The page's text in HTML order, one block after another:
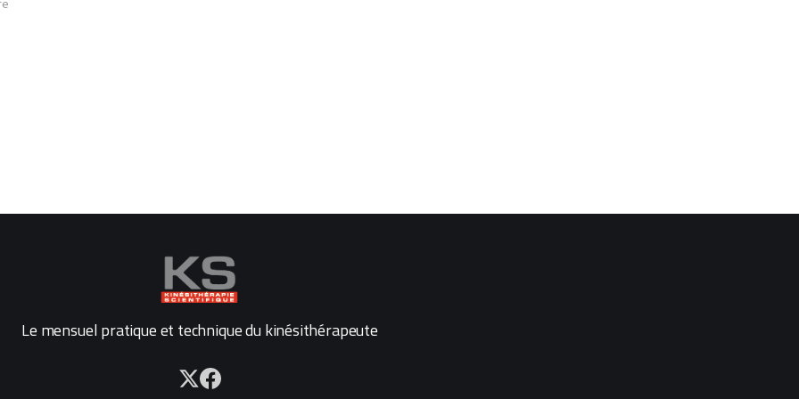
Le mensuel pratique et technique du kinésithérapeute